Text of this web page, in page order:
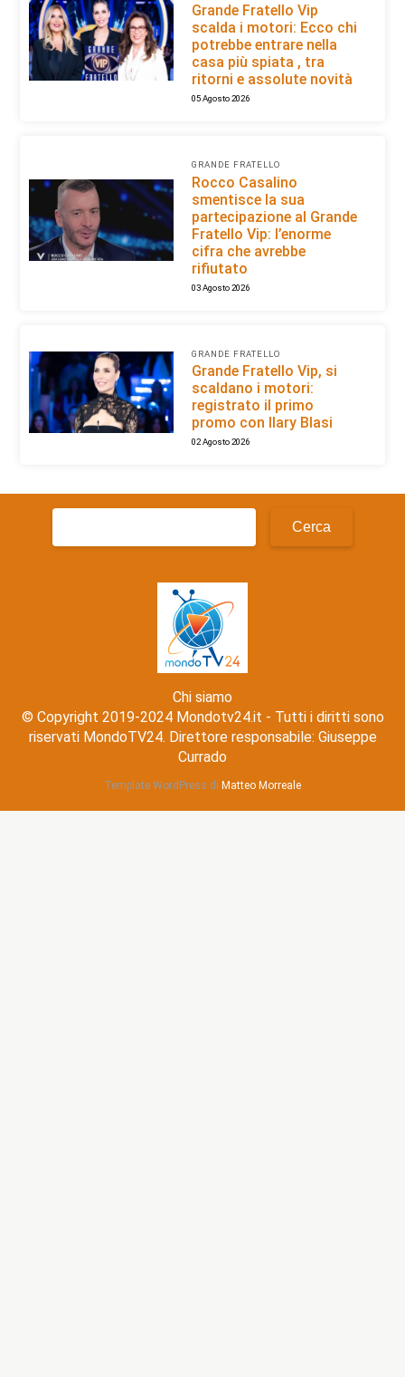
Grande Fratello Vip
scalda i motori: Ecco chi
potrebbe entrare nella
casa più spiata , tra
ritorni e assolute novità
05 Agosto 2026
GRANDE FRATELLO
Rocco Casalino
smentisce la sua
partecipazione al Grande
Fratello Vip: l’enorme
cifra che avrebbe
rifiutato
03 Agosto 2026
GRANDE FRATELLO
Grande Fratello Vip, si
scaldano i motori:
registrato il primo
promo con Ilary Blasi
02 Agosto 2026
Chi siamo
© Copyright 2019-2024 Mondotv24.it - Tutti i diritti sono
riservati MondoTV24. Direttore responsabile: Giuseppe
Currado
Template WordPress di Matteo Morreale